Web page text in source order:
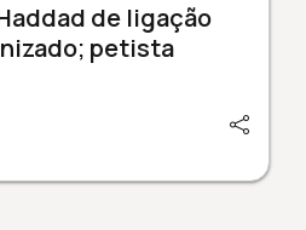
de ligação
petista